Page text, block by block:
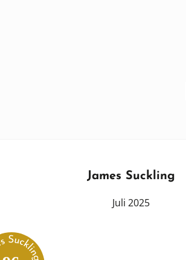
James Suckling
Juli 2025